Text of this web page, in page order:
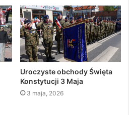
Uroczyste obchody Święta
Konstytucji 3 Maja
3 maja, 2026